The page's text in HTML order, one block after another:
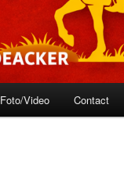
Foto/Video Contact